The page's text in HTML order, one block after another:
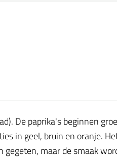
De paprika's beginnen
in geel, bruin en oranje.
gegeten, maar de smaak